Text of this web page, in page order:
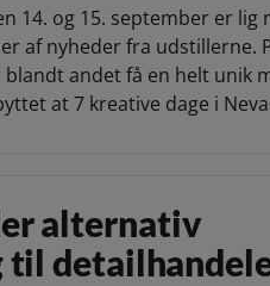
14. og 15. september er lig
af nyheder fra udstillerne.
blandt andet få en helt unik
at 7 kreative dage i
alternativ